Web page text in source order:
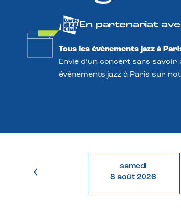
En partenariat
Tous les évènements jazz à
Envie d’un concert sans
évènements jazz à Paris sur
samedi
8 août 2026